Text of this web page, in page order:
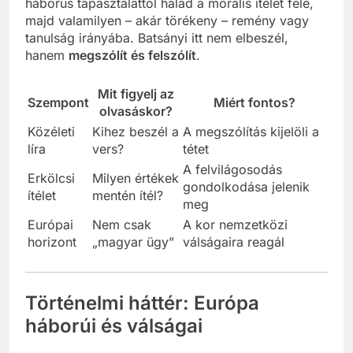
háborús tapasztalattól halad a morális ítélet felé,
majd valamilyen – akár törékeny – remény vagy
tanulság irányába. Batsányi itt nem elbeszél,
hanem megszólít és felszólít.
Szempont
Mit figyelj az
olvasáskor?
Miért fontos?
Közéleti
líra
Kihez beszél a
vers?
A megszólítás kijelöli a
tétet
Erkölcsi
ítélet
Milyen értékek
mentén ítél?
A felvilágosodás
gondolkodása jelenik
meg
Európai
horizont
Nem csak
„magyar ügy”
A kor nemzetközi
válságaira reagál
Történelmi háttér: Európa
háborúi és válságai